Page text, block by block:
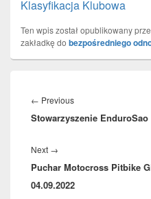
Klasyfikacja Klubowa
Ten wpis został opublikowany
zakładkę do bezpośredniego
wpisu
← PreviousPrevious
post:
Stowarzyszenie
Next →
post:
Puchar Motocross Pitbike
04.09.2022